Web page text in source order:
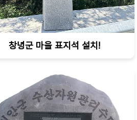
창녕군 마을 표지석 설치!